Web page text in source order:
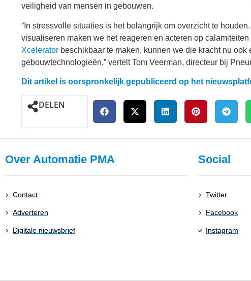
veiligheid van mensen in gebouwen.
“In stressvolle situaties is het belangrijk om overzicht te
visualiseren maken we het reageren en acteren op
Xcelerator beschikbaar te maken, kunnen we die kracht nu
gebouwtechnologieën,” vertelt Tom Veerman, directeur bij
Dit artikel is oorspronkelijk gepubliceerd op het
DELEN
Over Automatie PMA
Contact
Adverteren
Digitale nieuwsbrief
Social
Twitter
Facebook
Instagram